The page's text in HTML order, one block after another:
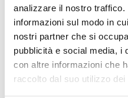
analizzare il nostro traffico.
informazioni sul modo in
nostri partner che si
pubblicità e social media, i
con altre informazioni che
raccolto dal suo utilizzo